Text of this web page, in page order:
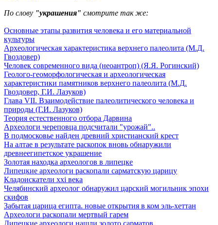
По слову "украшения" смотрите так же:
Основные этапы развития человека и его материальной
культуры
Археологическая характеристика верхнего палеолита (М.Д.
Гвоздовер)
Человек современного вида (неоантроп) (Я.Я. Рогинский)
Геолого-геоморфологическая и археологическая
характеристики памятников верхнего палеолита (М.Д.
Гвоздовер, Г.И. Лазуков)
Глава VII. Взаимодействие палеолитического человека и
природы (Г.И. Лазуков)
Теория естественного отбора Дарвина
Археологи череповца подсчитали "урожай"..
В подмосковье найден древний христианский крест
На алтае в результате раскопок вновь обнаружили
древнеегипетское украшение
Золотая находка археологов в липецке
Липецкие археологи раскопали сарматскую царицу
Кладоискатели xxi века
Челябинский археолог обнаружил царский могильник эпохи
скифов
Забытая царица египта. новые открытия в ком эль-хеттан
Археологи раскопали мертвый гарем
Липецкие археологи нашли золото сарматов